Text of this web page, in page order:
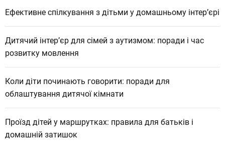
Ефективне спілкування з дітьми у домашньому інтер’єрі
Дитячий інтер’єр для сімей з аутизмом: поради і час
розвитку мовлення
Коли діти починають говорити: поради для
облаштування дитячої кімнати
Проїзд дітей у маршрутках: правила для батьків і
домашній затишок